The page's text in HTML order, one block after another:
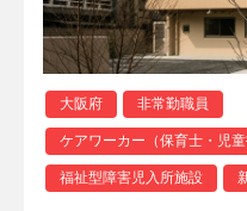
大阪府 非常勤職員
ケアワーカー（保育士・児童
福祉型障害児入所施設